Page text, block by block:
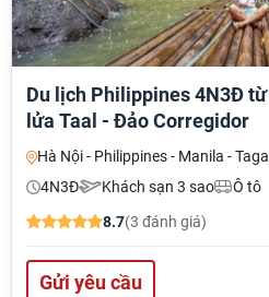
Du lịch Philippines 4N3Đ
lửa Taal - Đảo Corregidor
Hà Nội - Philippines - Manila -
4N3Đ
Khách sạn 3 sao
Ô tô
8.7(3 đánh giá)
Gửi yêu cầu